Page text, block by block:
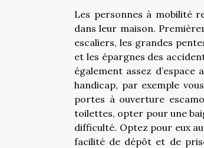
Les personnes à mobilité
dans leur maison.
escaliers, les grandes
et les épargnes des
également assez
handicap, par exemple
portes à ouverture
toilettes, opter pour une
difficulté. Optez pour eux
facilité de dépôt et de